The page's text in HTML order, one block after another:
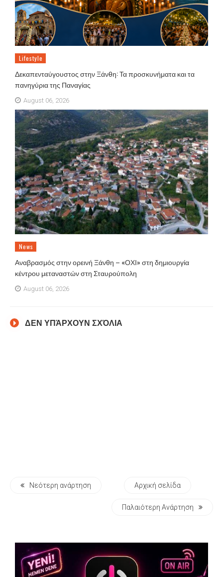
Lifestyle
Δεκαπενταύγουστος στην Ξάνθη: Τα προσκυνήματα και τα
πανηγύρια της Παναγίας
August 06, 2026
News
Αναβρασμός στην ορεινή Ξάνθη – «ΟΧΙ» στη δημιουργία
κέντρου μεταναστών στη Σταυρούπολη
August 06, 2026
ΔΕΝ ΥΠΆΡΧΟΥΝ ΣΧΌΛΙΑ
Νεότερη ανάρτηση Αρχική σελίδα
Παλαιότερη Ανάρτηση